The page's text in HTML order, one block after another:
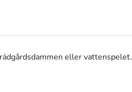
eller vattenspelet.